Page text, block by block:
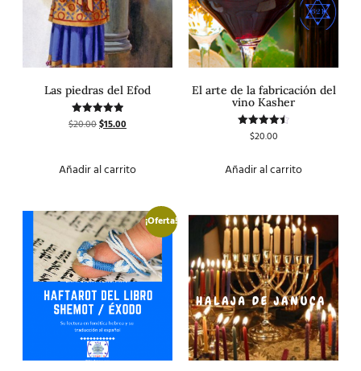
Las piedras del Efod
Valorado
con
$20.00$15.00
Añadir al carrito
El arte de la fabricación del
vino Kasher
Valorado
$20.00
Añadir al carrito
¡Oferta!